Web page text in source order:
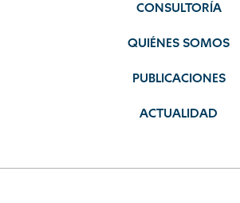
CONSULTORÍA
QUIÉNES SOMOS
PUBLICACIONES
ACTUALIDAD